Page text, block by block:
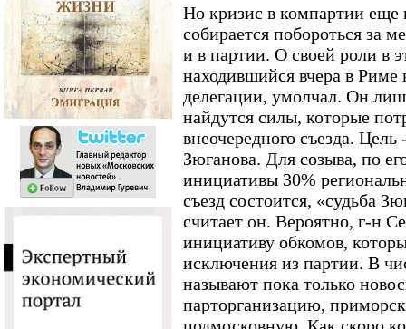
Но кризис в компартии еще
собирается побороться за
и в партии. О своей роли в
находившийся вчера в Риме
делегации, умолчал. Он
найдутся силы, которые
внеочередного съезда. Цель
Зюганова. Для созыва, по
инициативы 30%
съезд состоится, «судьба
считает он. Вероятно, г-н
инициативу обкомов,
исключения из партии. В
называют пока только
парторганизацию,